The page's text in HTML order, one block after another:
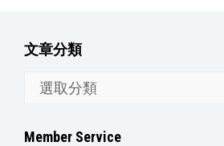
文章分類
分
Member Service